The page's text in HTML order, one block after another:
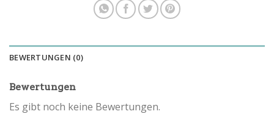
BEWERTUNGEN (0)
Bewertungen
Es gibt noch keine Bewertungen.